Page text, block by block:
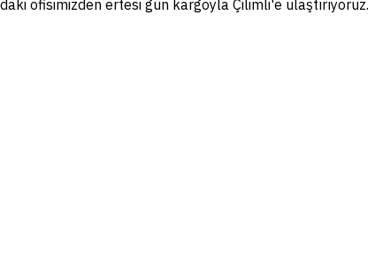
ofisimizden ertesi gün kargoyla Çilimli'e ulaştırıyoruz.